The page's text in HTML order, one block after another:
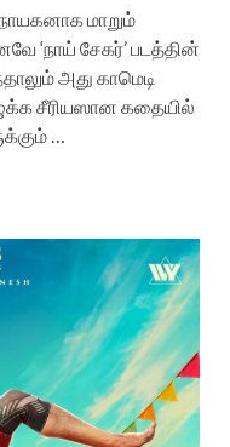
மாறும்
‘நாய் சேகர்’ படத்தின்
அது காமெடி
சீரியஸான கதையில்
…